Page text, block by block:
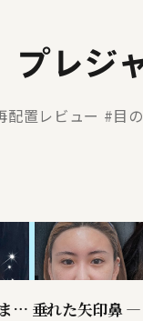
プレジ
配置レビュー #目
劣等感だらけだった私の人生、生まれ変わりました 垂れた矢印鼻